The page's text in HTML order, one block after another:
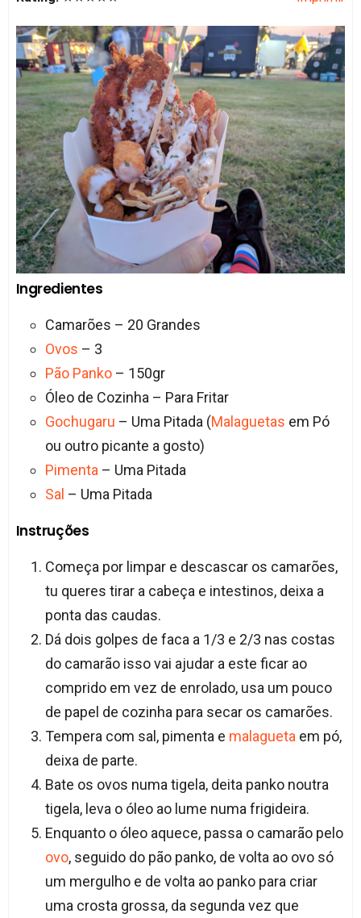
Ingredientes
Camarões – 20 Grandes
Ovos – 3
Pão Panko– 150gr
Óleo de Cozinha – Para Fritar
Gochugaru – Uma Pitada (Malaguetas em Pó
ou outro picante a gosto)
Pimenta – Uma Pitada
Sal – Uma Pitada
Instruções
Começa por limpar e descascar os camarões,
tu queres tirar a cabeça e intestinos, deixa a
ponta das caudas.
Dá dois golpes de faca a 1/3 e 2/3 nas costas
do camarão isso vai ajudar a este ficar ao
comprido em vez de enrolado, usa um pouco
de papel de cozinha para secar os camarões.
Tempera com sal, pimenta e malagueta em pó,
deixa de parte.
Bate os ovos numa tigela, deita panko noutra
tigela, leva o óleo ao lume numa frigideira.
Enquanto o óleo aquece, passa o camarão pelo
ovo, seguido do pão panko, de volta ao ovo só
um mergulho e de volta ao panko para criar
uma crosta grossa, da segunda vez que